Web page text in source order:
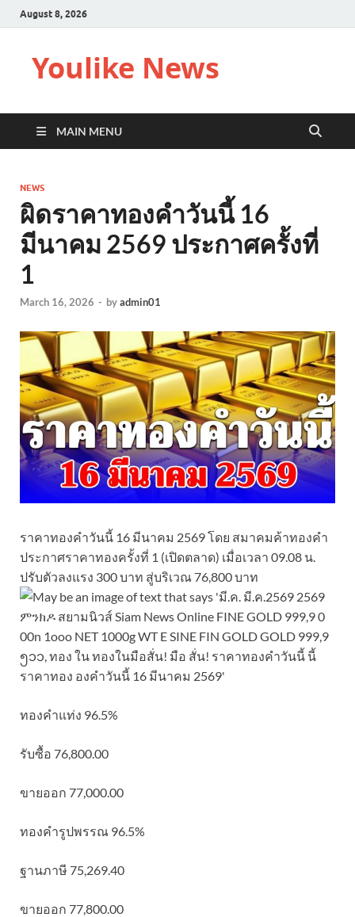
August 8, 2026
Youlike News
MAIN MENU
NEWS
ผิดราคาทองคำวันนี้ 16
มีนาคม 2569 ประกาศครั้งที่
1
March 16, 2026 - byadmin01
ราคาทองคำวันนี้ 16 มีนาคม 2569 โดย สมาคมค้าทองคำ
ประกาศราคาทองครั้งที่ 1 (เปิดตลาด) เมื่อเวลา 09.08 น.
ปรับตัวลงแรง 300 บาท สู่บริเวณ 76,800 บาท
ทองคำแท่ง 96.5%
รับซื้อ 76,800.00
ขายออก 77,000.00
ทองคำรูปพรรณ 96.5%
ฐานภาษี 75,269.40
ขายออก 77,800.00